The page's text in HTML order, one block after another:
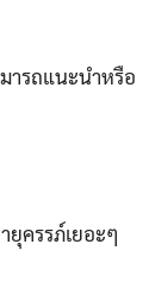
รถแนะนำหรือ
ยุครรภ์เยอะๆ